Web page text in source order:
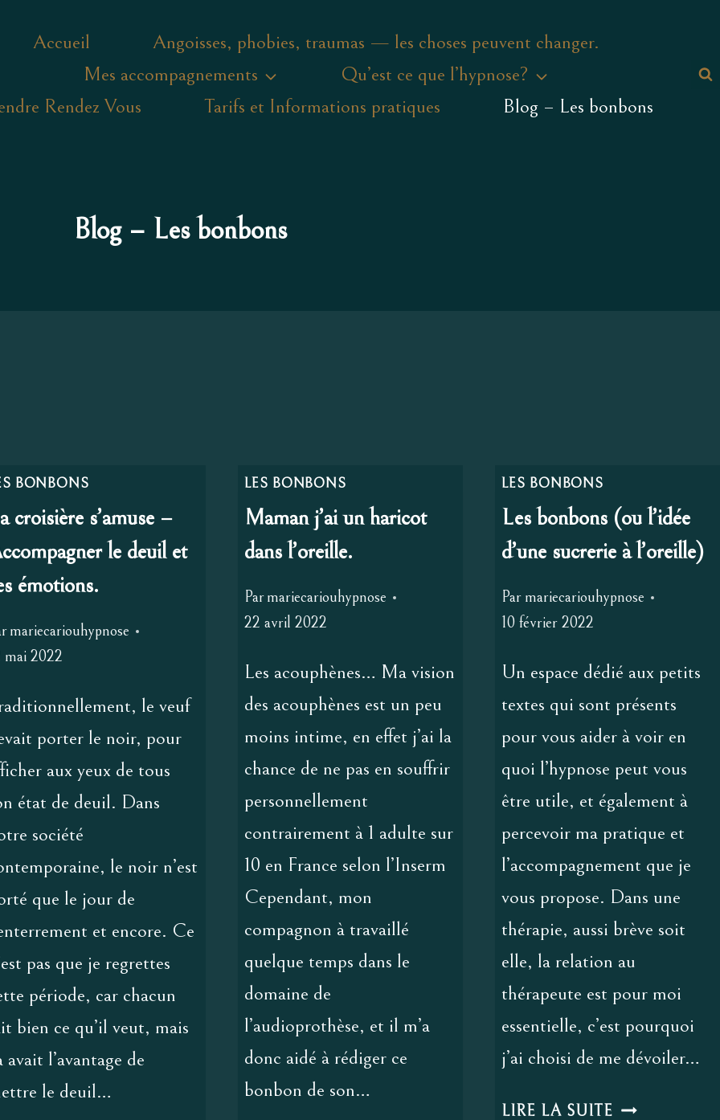
Accueil
Angoisses, phobies, traumas — les choses peuvent changer.
Mes accompagnements
Qu’est ce que l’hypnose?
Rendez Vous
Tarifs et Informations pratiques Blog – Les bonbons
Blog – Les bonbons
BONBONS
croisière s’amuse –
le deuil et
émotions.
mariecariouhypnose
mai 2022
le veuf
porter le noir, pour
aux yeux de tous
état de deuil. Dans
société
le noir n’est
que le jour de
et encore. Ce
pas que je regrettes
période, car chacun
bien ce qu’il veut, mais
avait l’avantage de
le deuil…
LES BONBONS
Maman j’ai un haricot
dans l’oreille.
Parmariecariouhypnose
22 avril 2022
Les acouphènes… Ma vision
des acouphènes est un peu
moins intime, en effet j’ai la
chance de ne pas en souffrir
personnellement
contrairement à 1 adulte sur
10 en France selon l’Inserm
Cependant, mon
compagnon à travaillé
quelque temps dans le
domaine de
l’audioprothèse, et il m’a
donc aidé à rédiger ce
bonbon de son…
LES BONBONS
Les bonbons (ou l’idée
d’une sucrerie à l’oreille)
Par mariecariouhypnose
10 février 2022
Un espace dédié aux petits
textes qui sont présents
pour vous aider à voir en
quoi l’hypnose peut vous
être utile, et également à
percevoir ma pratique et
l’accompagnement que je
vous propose. Dans une
thérapie, aussi brève soit
elle, la relation au
thérapeute est pour moi
essentielle, c’est pourquoi
j’ai choisi de me dévoiler…
LIRE LA SUITE LES